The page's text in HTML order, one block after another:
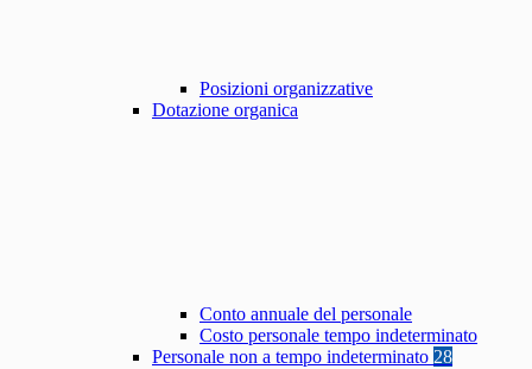
Posizioni organizzative
Dotazione organica
Conto annuale del personale
Costo personale tempo indeterminato
Personale non a tempo indeterminato 28